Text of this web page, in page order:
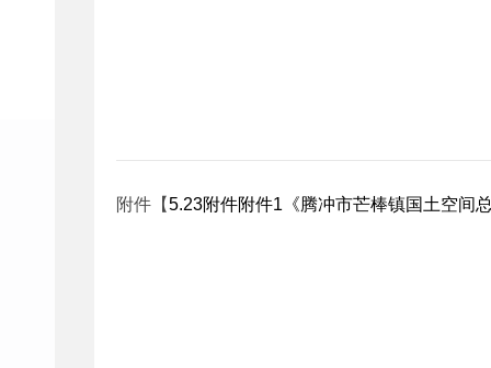
附件【5.23附件附件1《腾冲市芒棒镇国土空间